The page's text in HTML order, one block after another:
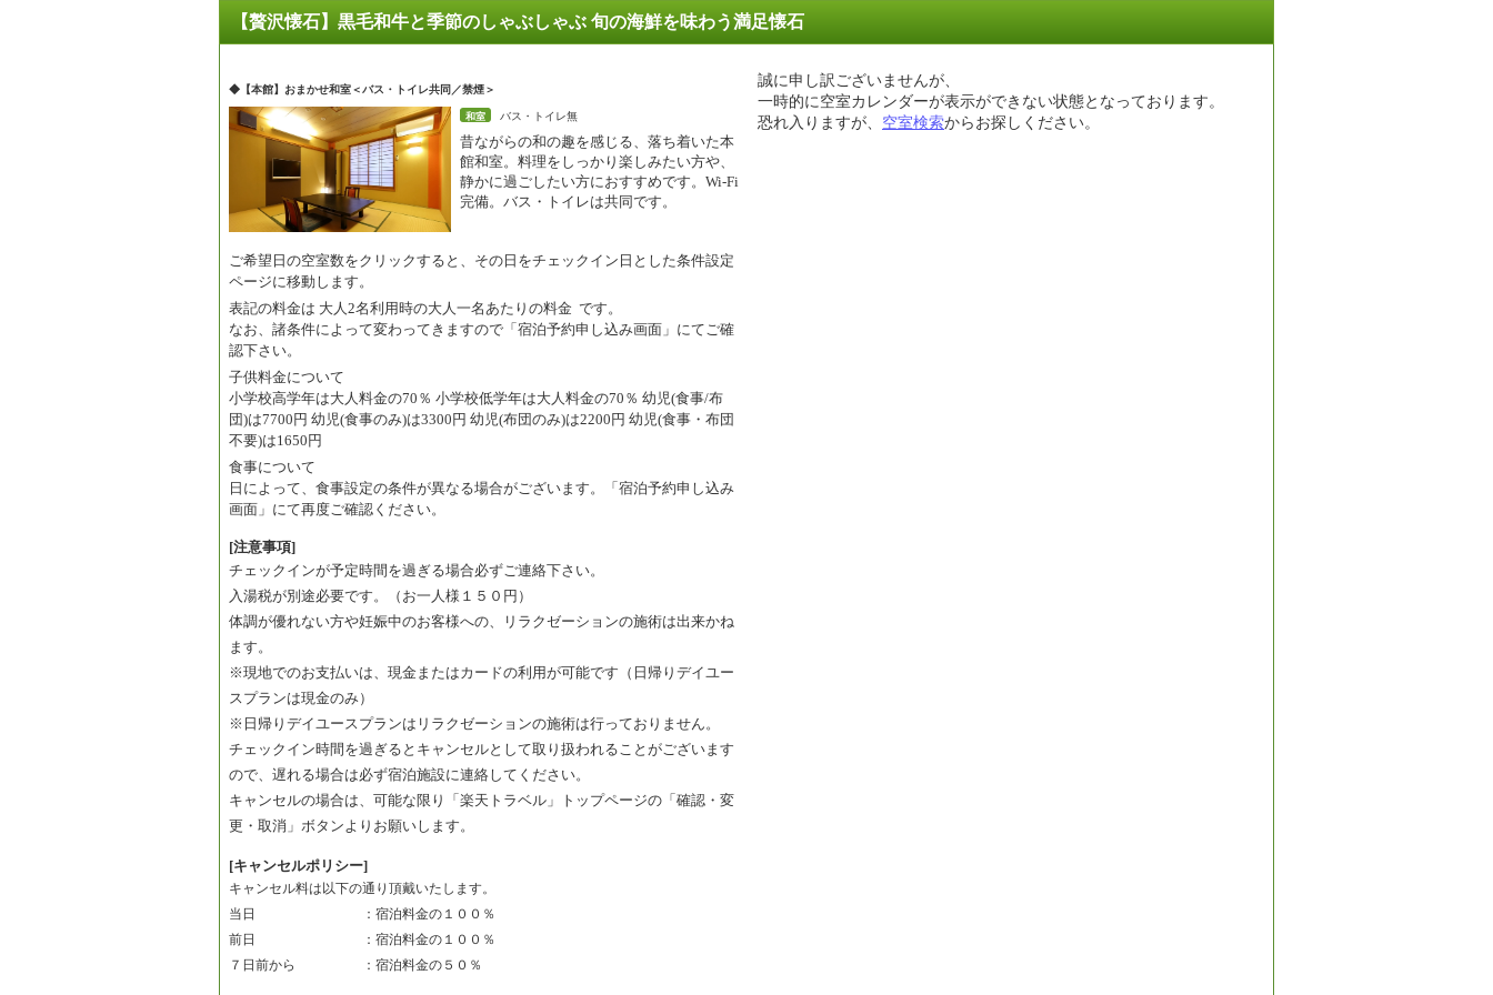
【贅沢懐石】黒毛和牛と季節のしゃぶしゃぶ 旬の海鮮を味わう満足懐石
◆【本館】おまかせ和室＜バス・トイレ共同／禁煙＞
和室 バス・トイレ無
昔ながらの和の趣を感じる、落ち着いた本
館和室。料理をしっかり楽しみたい方や、
静かに過ごしたい方におすすめです。Wi-Fi
完備。バス・トイレは共同です。
ご希望日の空室数をクリックすると、その日をチェックイン日とした条件設定
ページに移動します。
表記の料金は 大人2名利用時の大人一名あたりの料金 です。
なお、諸条件によって変わってきますので「宿泊予約申し込み画面」にてご確
認下さい。
子供料金について
小学校高学年は大人料金の70％ 小学校低学年は大人料金の70％ 幼児(食事/布
団)は7700円 幼児(食事のみ)は3300円 幼児(布団のみ)は2200円 幼児(食事・布団
不要)は1650円
食事について
日によって、食事設定の条件が異なる場合がございます。「宿泊予約申し込み
画面」にて再度ご確認ください。
[注意事項]
チェックインが予定時間を過ぎる場合必ずご連絡下さい。
入湯税が別途必要です。（お一人様１５０円）
体調が優れない方や妊娠中のお客様への、リラクゼーションの施術は出来かね
ます。
※現地でのお支払いは、現金またはカードの利用が可能です（日帰りデイユー
スプランは現金のみ）
※日帰りデイユースプランはリラクゼーションの施術は行っておりません。
チェックイン時間を過ぎるとキャンセルとして取り扱われることがございます
ので、遅れる場合は必ず宿泊施設に連絡してください。
キャンセルの場合は、可能な限り「楽天トラベル」トップページの「確認・変
更・取消」ボタンよりお願いします。
[キャンセルポリシー]
キャンセル料は以下の通り頂戴いたします。
当日　　　　　　　　：宿泊料金の１００％
前日　　　　　　　　：宿泊料金の１００％
７日前から　　　　　：宿泊料金の５０％
誠に申し訳ございませんが、
一時的に空室カレンダーが表示ができない状態となっております。
恐れ入りますが、 空室検索からお探しください。